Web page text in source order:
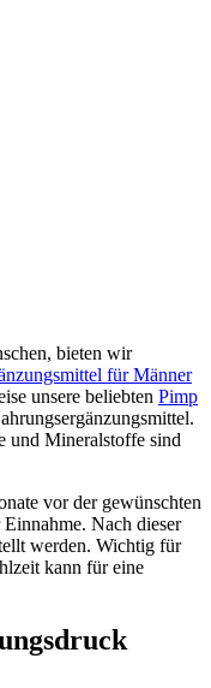
bieten wir
für Männer
unsere beliebten Pimp
und Mineralstoffe sind
vor der gewünschten
Nach dieser
werden. Wichtig für
kann für eine